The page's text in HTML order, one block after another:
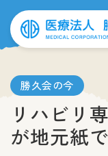
勝久会の今
リハビリ
が地元紙